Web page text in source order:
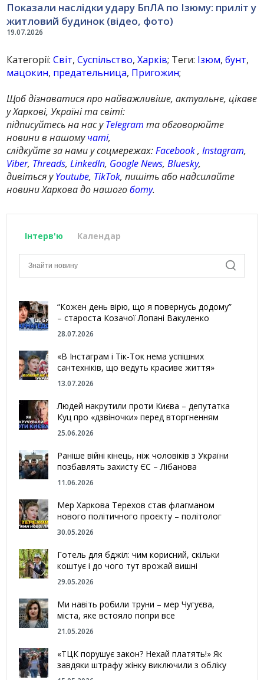
19.07.2026
Показали наслідки удару БпЛА по Ізюму: приліт у
житловий будинок (відео, фото)
Категорії:Світ,Суспільство,Харків; Теги: Ізюм,бунт,
мацокин, предательница, Пригожин;
Щоб дізнаватися про найважливіше, актуальне, цікаве
у Харкові, Україні та світі:
підписуйтесь на нас уTelegram та обговорюйте
новини в нашомучаті,
слідкуйте за нами у соцмережах:Facebook,Instagram,
Viber, Threads,LinkedIn, Google News,Bluesky,
дивіться уYoutube, TikTok, пишіть або надсилайте
новини Харкова до нашогоботу.
Інтерв'ю Календар
“Кожен день вірю, що я повернусь додому”
– староста Козачої Лопані Вакуленко
28.07.2026
«В Інстаграм і Тік-Ток нема успішних
сантехніків, що ведуть красиве життя»
13.07.2026
Людей накрутили проти Києва – депутатка
Куц про «дзвіночки» перед вторгненням
25.06.2026
Раніше війні кінець, ніж чоловіків з України
позбавлять захисту ЄС – Лібанова
11.06.2026
Мер Харкова Терехов став флагманом
нового політичного проєкту – політолог
30.05.2026
Готель для бджіл: чим корисний, скільки
коштує і до чого тут врожай вишні
29.05.2026
Ми навіть робили труни – мер Чугуєва,
міста, яке встояло попри все
21.05.2026
«ТЦК порушує закон? Нехай платять!» Як
завдяки штрафу жінку виключили з обліку